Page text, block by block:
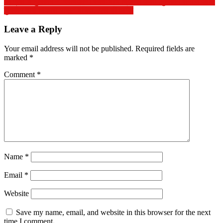
Leave a Reply
Your email address will not be published. Required fields are
marked *
Comment *
Name *
Email *
Website
Save my name, email, and website in this browser for the next